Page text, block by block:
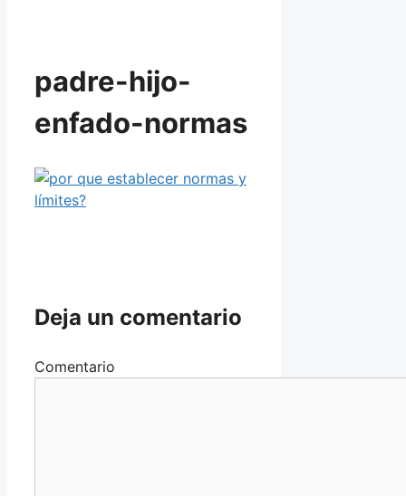
padre-hijo-
enfado-normas
Deja un comentario
Comentario